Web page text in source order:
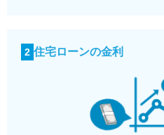
2 住宅ローンの金利